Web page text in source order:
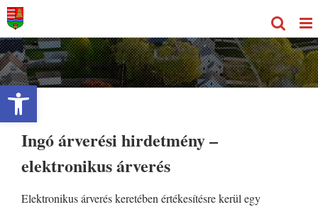
Eszköztár megnyitása
Kihagyás
Ingó árverési hirdetmény –
elektronikus árverés
Elektronikus árverés keretében értékesítésre kerül egy